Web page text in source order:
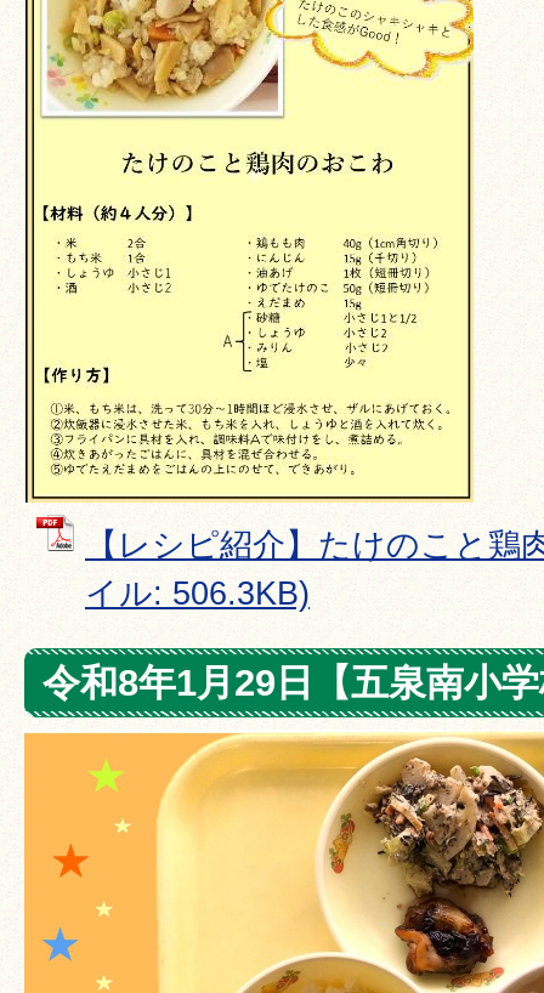
【レシピ紹介】たけのこと
イル: 506.3KB)
令和8年1月29日【五泉南小